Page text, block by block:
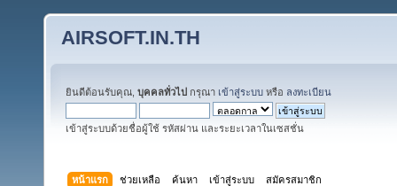
AIRSOFT.IN.TH
ยินดีต้อนรับคุณ, บุคคลทั่วไป กรุณา เข้าสู่ระบบ หรือ ลงทะเบียน
เข้าสู่ระบบด้วยชื่อผู้ใช้ รหัสผ่าน และระยะเวลาในเซสชั่น
หน้าแรก ช่วยเหลือ ค้นหา เข้าสู่ระบบ สมัครสมาชิก